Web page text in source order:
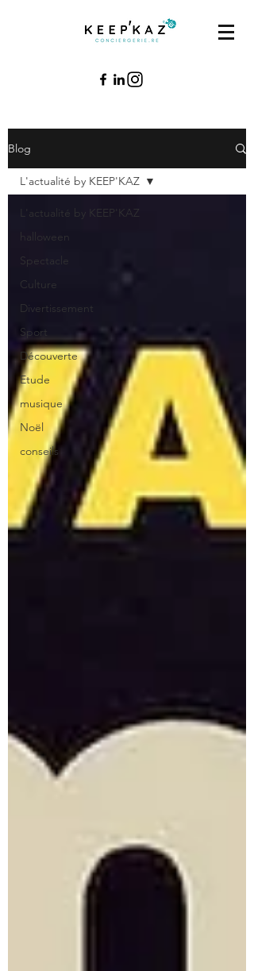
Blog
L'actualité by KEEP'KAZ
halloween
Spectacle
Culture
Divertissement
Sport
Découverte
Etude
musique
Noël
conseils
L'actualité by KEEP'KAZ